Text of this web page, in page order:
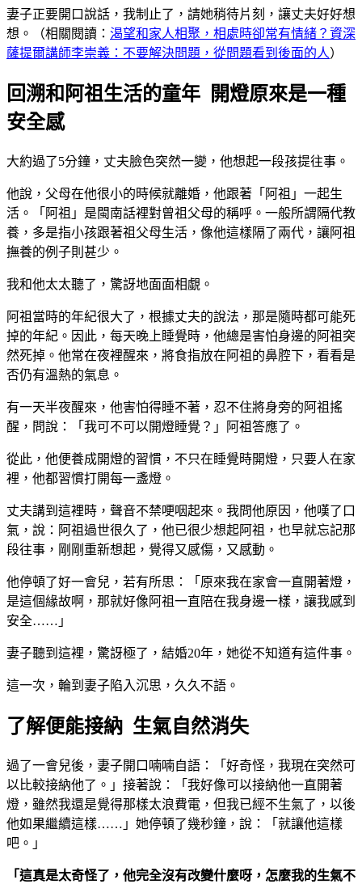
妻子正要開口說話，我制止了，請她稍待片刻，讓丈夫好好想
想。（相關閱讀： 渴望和家人相聚，相處時卻常有情緒？資深
薩提爾講師李崇義：不要解決問題，從問題看到後面的人）
回溯和阿祖生活的童年 開燈原來是一種
安全感
大約過了5分鐘，丈夫臉色突然一變，他想起一段孩提往事。
他說，父母在他很小的時候就離婚，他跟著「阿祖」一起生
活。「阿祖」是閩南話裡對曾祖父母的稱呼。一般所謂隔代教
養，多是指小孩跟著祖父母生活，像他這樣隔了兩代，讓阿祖
撫養的例子則甚少。
我和他太太聽了，驚訝地面面相覷。
阿祖當時的年紀很大了，根據丈夫的說法，那是隨時都可能死
掉的年紀。因此，每天晚上睡覺時，他總是害怕身邊的阿祖突
然死掉。他常在夜裡醒來，將食指放在阿祖的鼻腔下，看看是
否仍有溫熱的氣息。
有一天半夜醒來，他害怕得睡不著，忍不住將身旁的阿祖搖
醒，問說：「我可不可以開燈睡覺？」阿祖答應了。
從此，他便養成開燈的習慣，不只在睡覺時開燈，只要人在家
裡，他都習慣打開每一盞燈。
丈夫講到這裡時，聲音不禁哽咽起來。我問他原因，他嘆了口
氣，說：阿祖過世很久了，他已很少想起阿祖，也早就忘記那
段往事，剛剛重新想起，覺得又感傷，又感動。
他停頓了好一會兒，若有所思：「原來我在家會一直開著燈，
是這個緣故啊，那就好像阿祖一直陪在我身邊一樣，讓我感到
安全……」
妻子聽到這裡，驚訝極了，結婚20年，她從不知道有這件事。
這一次，輪到妻子陷入沉思，久久不語。
了解便能接納 生氣自然消失
過了一會兒後，妻子開口喃喃自語：「好奇怪，我現在突然可
以比較接納他了。」接著說：「我好像可以接納他一直開著
燈，雖然我還是覺得那樣太浪費電，但我已經不生氣了，以後
他如果繼續這樣……」她停頓了幾秒鐘，說：「就讓他這樣
吧。」
「這真是太奇怪了，他完全沒有改變什麼呀，怎麼我的生氣不